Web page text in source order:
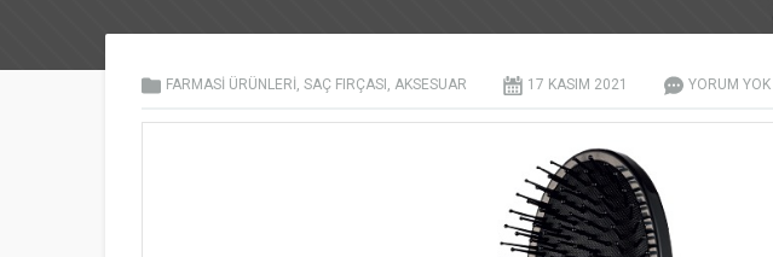
FARMASI ÜRÜNLERI, SAÇ FIRÇASI , AKSESUAR 17 KASIM 2021 YORUM YOK